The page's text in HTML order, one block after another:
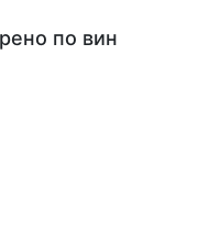
по вин